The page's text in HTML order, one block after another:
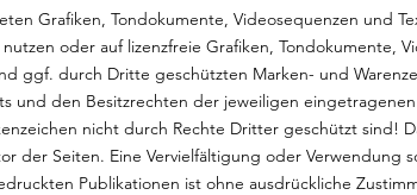
Grafiken, Tondokumente, Videosequenzen und
oder auf lizenzfreie Grafiken, Tondokumente,
ggf. durch Dritte geschützten Marken- und
und den Besitzrechten der jeweiligen
nicht durch Rechte Dritter geschützt sind!
Seiten. Eine Vervielfältigung oder Verwendung
Publikationen ist ohne ausdrückliche